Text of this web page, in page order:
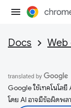
Docs Web
Google ใช้เทคโนโล
โดย AI อาจมีข้อผิดพล